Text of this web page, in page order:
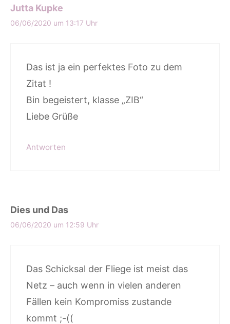
Jutta Kupke
06/06/2020 um 13:17 Uhr
Das ist ja ein perfektes Foto zu dem
Zitat !
Bin begeistert, klasse „ZIB“
Liebe Grüße
Antworten
Dies und Das
06/06/2020 um 12:59 Uhr
Das Schicksal der Fliege ist meist das
Netz – auch wenn in vielen anderen
Fällen kein Kompromiss zustande
kommt ;-((